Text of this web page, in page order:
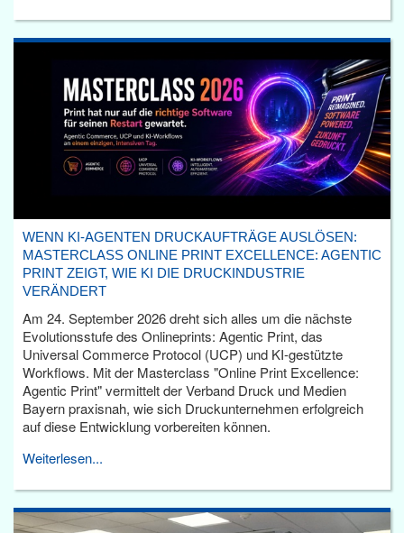
WENN KI-AGENTEN DRUCKAUFTRÄGE AUSLÖSEN:
MASTERCLASS ONLINE PRINT EXCELLENCE: AGENTIC
PRINT ZEIGT, WIE KI DIE DRUCKINDUSTRIE
VERÄNDERT
Am 24. September 2026 dreht sich alles um die nächste
Evolutionsstufe des Onlineprints: Agentic Print, das
Universal Commerce Protocol (UCP) und KI-gestützte
Workflows. Mit der Masterclass "Online Print Excellence:
Agentic Print" vermittelt der Verband Druck und Medien
Bayern praxisnah, wie sich Druckunternehmen erfolgreich
auf diese Entwicklung vorbereiten können.
Weiterlesen...